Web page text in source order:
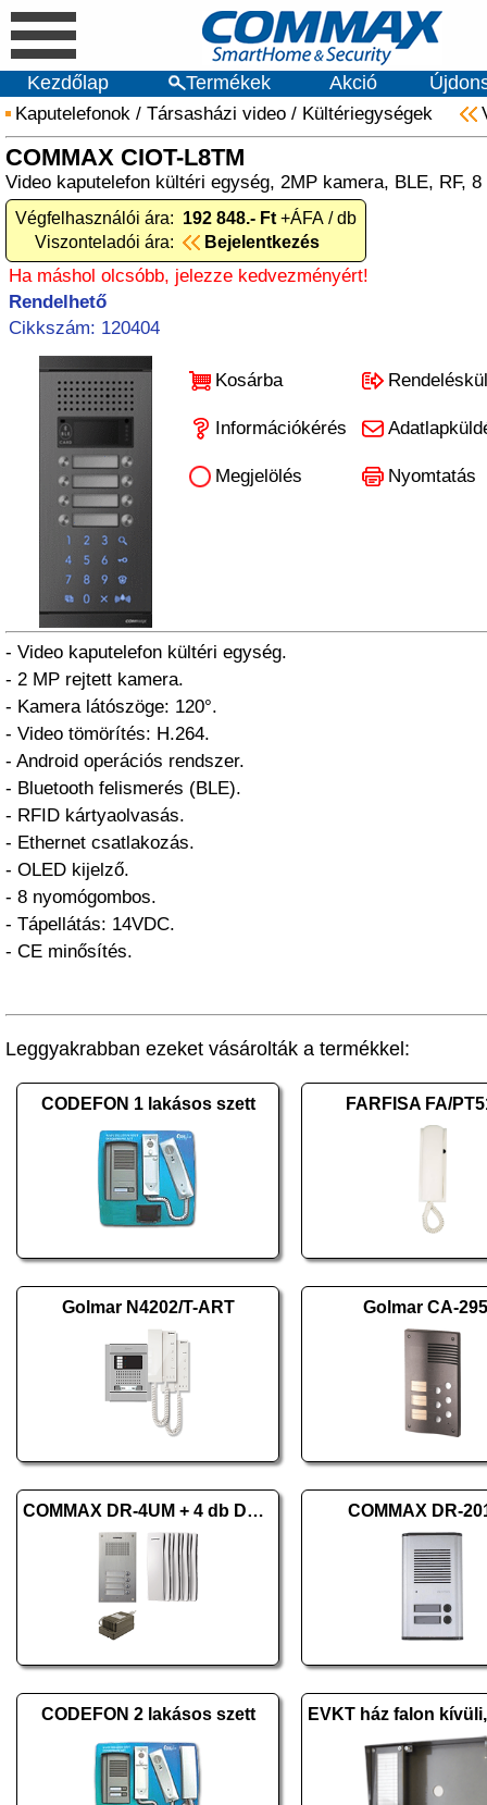
Kezdőlap Termékek Akció
Kaputelefonok / Társasházi video / Kültériegységek
COMMAX CIOT-L8TM
Video kaputelefon kültéri egység, 2MP kamera, BLE, RF,
Végfelhasználói ára: 192 848.- Ft +ÁFA / db
Viszonteladói ára:
Bejelentkezés
Ha máshol olcsóbb, jelezze kedvezményért!
Rendelhető
Cikkszám: 120404
Kosárba
Információkérés
Megjelölés Nyomtatás
- Video kaputelefon kültéri egység.
- 2 MP rejtett kamera.
- Kamera látószöge: 120°.
- Video tömörítés: H.264.
- Android operációs rendszer.
- Bluetooth felismerés (BLE).
- RFID kártyaolvasás.
- Ethernet csatlakozás.
- OLED kijelző.
- 8 nyomógombos.
- Tápellátás: 14VDC.
- CE minősítés.
Leggyakrabban ezeket vásárolták a termékkel:
CODEFON 1 lakásos szett FARFISA FA/
Golmar N4202/T-ART Golmar CA-
COMMAX DR-4UM + 4 db DP-SS + RF-1A COMMAX DR-
CODEFON 2 lakásos szett